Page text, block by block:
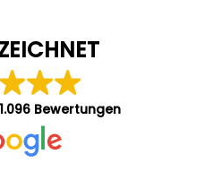
1.096 Bewertungen